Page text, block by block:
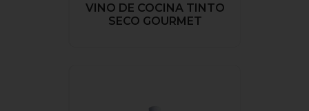
VINO DE COCINA TINTO
SECO GOURMET